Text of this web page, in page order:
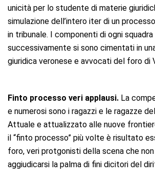
unicità per lo studente di materie
simulazione dell’intero iter di un
in tribunale. I componenti di ogni
successivamente si sono cimentati in
giuridica veronese e avvocati del foro di
Finto processo veri applausi. La
e numerosi sono i ragazzi e le ragazze
Attuale e attualizzato alle nuove
il “finto processo” più volte è risultato
foro, veri protgonisti della scena che
aggiudicarsi la palma di fini dicitori del